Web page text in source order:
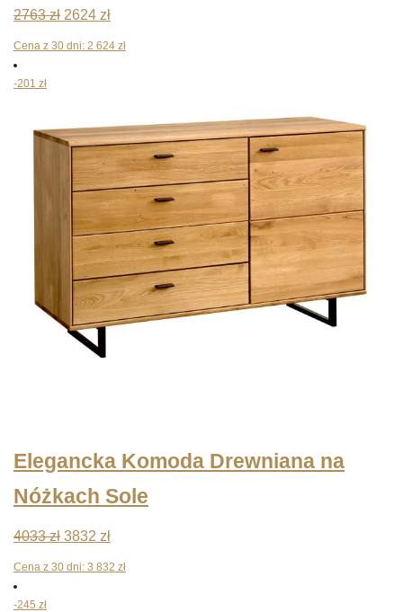
2763zł Pierwotna
cena
2624 złAktualna
cena
Cena z 30 dni: 2 624 zł
-201 zł
Elegancka Komoda Drewniana na
Nóżkach Sole
4033zł Pierwotna
cena
3832 złAktualna
cena
Cena z 30 dni: 3 832 zł
-245 zł